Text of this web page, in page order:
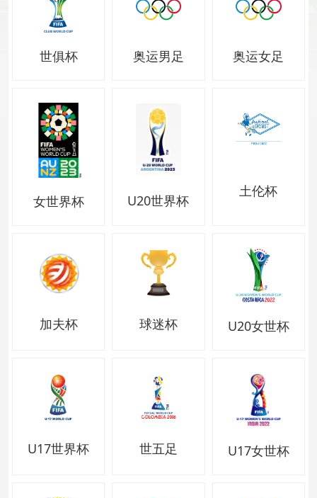
世俱杯 奥运男足 奥运女足
女世界杯 U20世界杯
土伦杯
加夫杯 球迷杯 U20女世杯
U17世界杯 世五足 U17女世杯